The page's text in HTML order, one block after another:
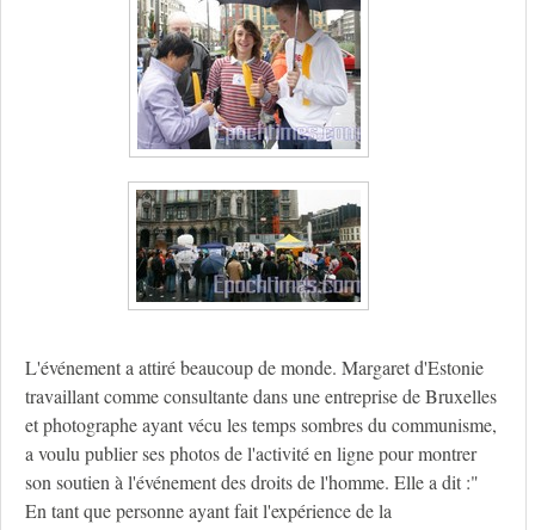
L'événement a attiré beaucoup de monde. Margaret d'Estonie
travaillant comme consultante dans une entreprise de Bruxelles
et photographe ayant vécu les temps sombres du communisme,
a voulu publier ses photos de l'activité en ligne pour montrer
son soutien à l'événement des droits de l'homme. Elle a dit :"
En tant que personne ayant fait l'expérience de la